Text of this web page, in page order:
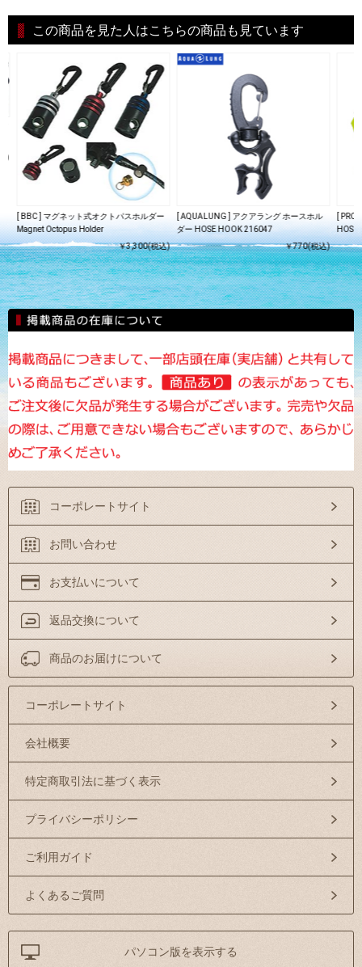
この商品を見た人はこちらの商品も見ています
)
[ BBC ] マグネット式オクトパスホルダー
Magnet Octopus Holder
￥3,300(税込)
[ AQUALUNG ] アクアラング ホースホル
ダー HOSE HOOK 216047
￥770(税込)
[
HOSE
コーポレートサイト
お問い合わせ
お支払いについて
返品交換について
商品のお届けについて
コーポレートサイト
会社概要
特定商取引法に基づく表示
プライバシーポリシー
ご利用ガイド
よくあるご質問
パソコン版を表示する